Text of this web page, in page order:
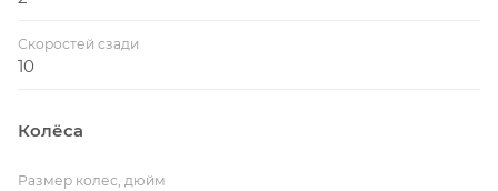
Скоростей сзади
10
Колёса
Размер колес, дюйм